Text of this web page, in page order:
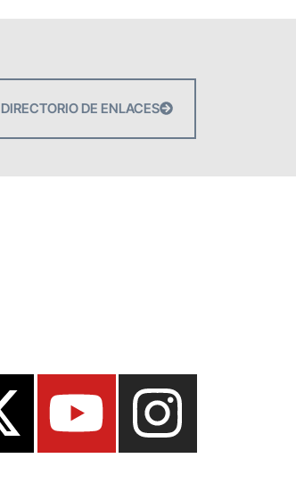
DIRECTORIO DE ENLACES